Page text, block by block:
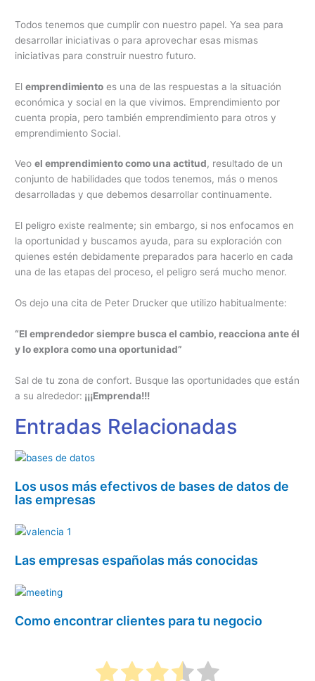
Todos tenemos que cumplir con nuestro papel. Ya sea para
desarrollar iniciativas o para aprovechar esas mismas
iniciativas para construir nuestro futuro.
Elemprendimiento es una de las respuestas a la situación
económica y social en la que vivimos. Emprendimiento por
cuenta propia, pero también emprendimiento para otros y
emprendimiento Social.
Veoel emprendimiento como una actitud, resultado de un
conjunto de habilidades que todos tenemos, más o menos
desarrolladas y que debemos desarrollar continuamente.
El peligro existe realmente; sin embargo, si nos enfocamos en
la oportunidad y buscamos ayuda, para su exploración con
quienes estén debidamente preparados para hacerlo en cada
una de las etapas del proceso, el peligro será mucho menor.
Os dejo una cita de Peter Drucker que utilizo habitualmente:
“El emprendedor siempre busca el cambio, reacciona ante él
y lo explora como una oportunidad”
Sal de tu zona de confort. Busque las oportunidades que están
a su alrededor: ¡¡¡Emprenda!!!
Entradas Relacionadas
Los usos más efectivos de bases de datos de
las empresas
Las empresas españolas más conocidas
Como encontrar clientes para tu negocio